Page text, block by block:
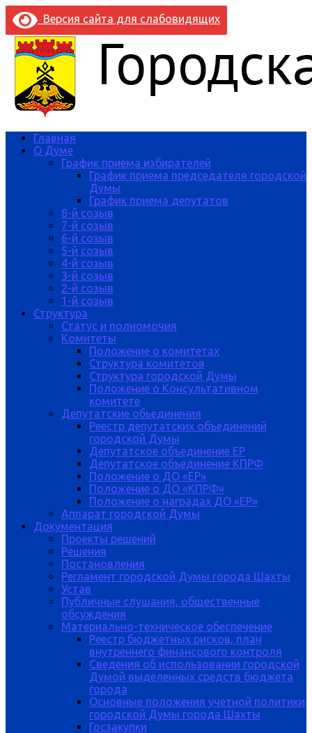
Версия сайта для слабовидящих
Главная
О Думе
График приема избирателей
График приема председателя городской
Думы
График приема депутатов
8-й созыв
7-й созыв
6-й созыв
5-й созыв
4-й созыв
3-й созыв
2-й созыв
1-й созыв
Структура
Статус и полномочия
Комитеты
Положение о комитетах
Структура комитетов
Структура городской Думы
Положение о Консультативном
комитете
Депутатские обьединения
Реестр депутатских объединений
городской Думы
Депутатское объединение ЕР
Депутатское объединение КПРФ
Положение о ДО «ЕР»
Положение о ДО «КПРФ»
Положение о наградах ДО «ЕР»
Аппарат городской Думы
Документация
Проекты решений
Решения
Постановления
Регламент городской Думы города Шахты
Устав
Публичные слушания, общественные
обсуждения
Материально-техническое обеспечение
Реестр бюджетных рисков, план
внутреннего финансового контроля
Сведения об использовании городской
Думой выделенных средств бюджета
города
Основные положения учетной политики
городской Думы города Шахты
Госзакупки